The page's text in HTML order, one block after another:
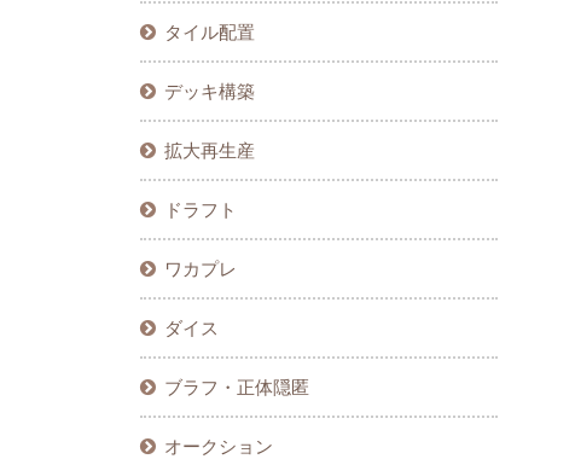
タイル配置
デッキ構築
拡大再生産
ドラフト
ワカプレ
ダイス
ブラフ・正体隠匿
オークション